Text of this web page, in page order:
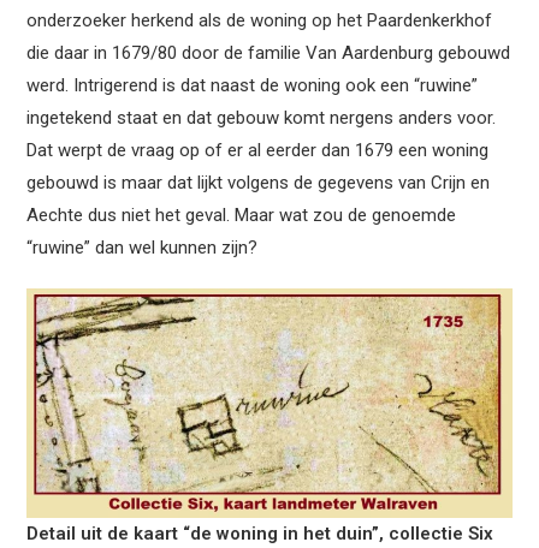
onderzoeker herkend als de woning op het Paardenkerkhof
die daar in 1679/80 door de familie Van Aardenburg gebouwd
werd. Intrigerend is dat naast de woning ook een “ruwine”
ingetekend staat en dat gebouw komt nergens anders voor.
Dat werpt de vraag op of er al eerder dan 1679 een woning
gebouwd is maar dat lijkt volgens de gegevens van Crijn en
Aechte dus niet het geval. Maar wat zou de genoemde
“ruwine” dan wel kunnen zijn?
Detail uit de kaart “de woning in het duin”, collectie Six